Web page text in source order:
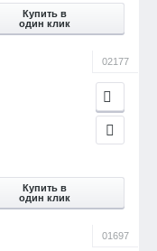
Купить в
один клик
02177
Купить в
один клик
01697